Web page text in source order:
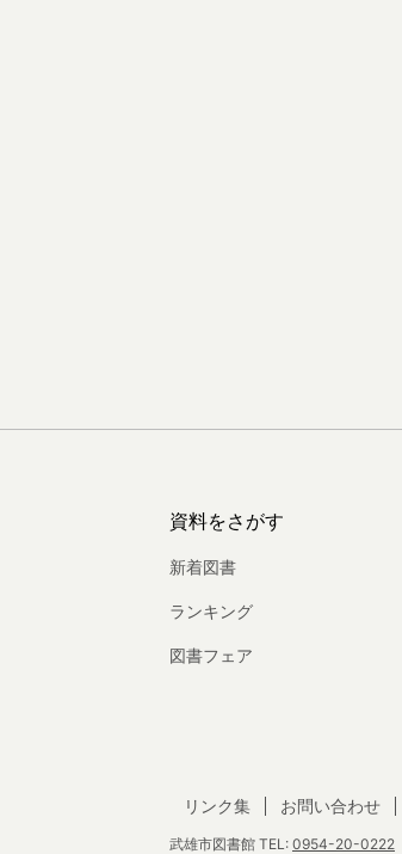
資料をさがす
新着図書
ランキング
図書フェア
武雄市図書館 TEL: 0954-20-0222
リンク集 お問い合わせ